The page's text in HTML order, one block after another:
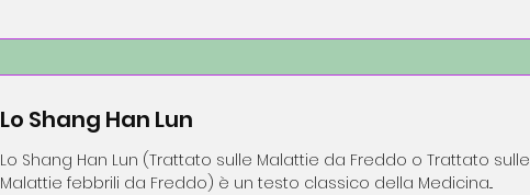
Lo Shang Han Lun
Lo Shang Han Lun (Trattato sulle Malattie da Freddo o Trattato sulle
Malattie febbrili da Freddo) è un testo classico della Medicina...